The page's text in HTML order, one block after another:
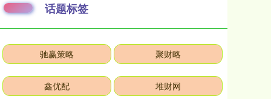
话题标签
驰赢策略 聚财略
鑫优配 堆财网